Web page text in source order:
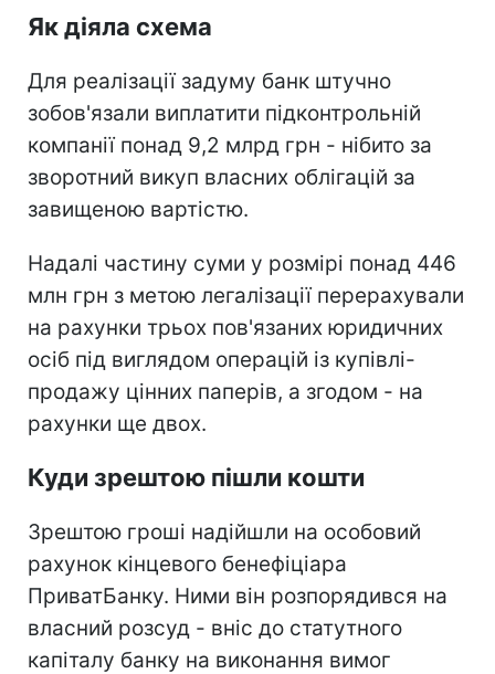
Як діяла схема
Для реалізації задуму банк штучно
зобов'язали виплатити підконтрольній
компанії понад 9,2 млрд грн - нібито за
зворотний викуп власних облігацій за
завищеною вартістю.
Надалі частину суми у розмірі понад 446
млн грн з метою легалізації перерахували
на рахунки трьох пов'язаних юридичних
осіб під виглядом операцій із купівлі-
продажу цінних паперів, а згодом - на
рахунки ще двох.
Куди зрештою пішли кошти
Зрештою гроші надійшли на особовий
рахунок кінцевого бенефіціара
ПриватБанку. Ними він розпорядився на
власний розсуд - вніс до статутного
капіталу банку на виконання вимог